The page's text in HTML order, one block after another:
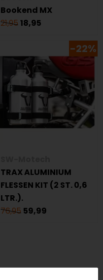
Bookend MX
21,9518,95
-22%
TRAX ALUMINIUM
FLESSEN KIT (2 ST. 0,6
LTR.).
76,95 59,99